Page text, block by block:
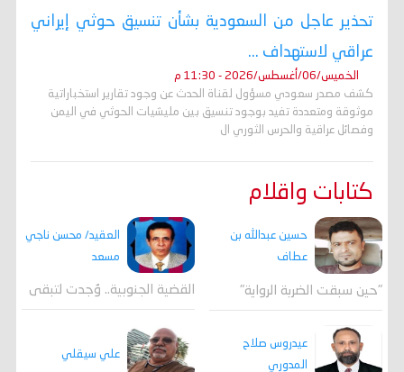
تحذير عاجل من السعودية بشأن تنسيق حوثي إيراني
عراقي لاستهداف ...
الخميس/06/أغسطس/2026 - 11:30 م
كشف مصدر سعودي مسؤول لقناة الحدث عن وجود تقارير استخباراتية
موثوقة ومتعددة تفيد بوجود تنسيق بين مليشيات الحوثي في اليمن
وفصائل عراقية والحرس الثوري ال
كتابات واقلام
حسين عبدالله بن
عطاف
"حين سبقت الضربة الرواية"
العقيد/ محسن ناجي
مسعد
القضية الجنوبية.. وُجدت لتبقى
عيدروس صلاح
المدوري
علي سيقلي